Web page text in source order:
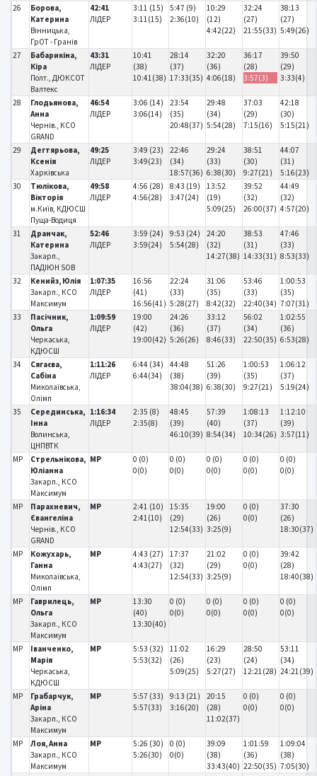
26
Борова,
Катерина
Вінницька,
ГрОТ - Гранів
42:41
ЛІДЕР
3:11 (15)
3:11(15)
5:47 (9)
2:36(10)
10:29
(12)
4:42(22)
32:24
(27)
21:55(33)
38:13
(27)
5:49(26)
27
Бабарикіна,
Кіра
Полт., ДЮКСОТ
Валтекс
43:31
ЛІДЕР
10:41
(38)
10:41(38)
28:14
(37)
17:33(35)
32:20
(36)
4:06(18)
36:17
(28)
3:57(3)
39:50
(29)
3:33(4)
28
Глодьянова,
Анна
Чернів., КСО
GRAND
46:54
ЛІДЕР
3:06 (14)
3:06(14)
23:54
(35)
20:48(37)
29:48
(34)
5:54(28)
37:03
(29)
7:15(16)
42:18
(30)
5:15(21)
29
Дегтярьова,
Ксенія
Харківська
49:25
ЛІДЕР
3:49 (23)
3:49(23)
22:46
(34)
18:57(36)
29:24
(33)
6:38(30)
38:51
(30)
9:27(21)
44:07
(31)
5:16(23)
30
Тюлікова,
Вікторія
м.Київ, КДЮСШ
Пуща-Водиця
49:58
ЛІДЕР
4:56 (28)
4:56(28)
8:43 (19)
3:47(24)
13:52
(19)
5:09(25)
39:52
(32)
26:00(37)
44:49
(32)
4:57(20)
31
Дранчак,
Катерина
Закарп.,
ПАДІЮН SOB
52:46
ЛІДЕР
3:59 (24)
3:59(24)
9:53 (24)
5:54(28)
24:20
(32)
14:27(38)
38:53
(31)
14:33(31)
47:46
(33)
8:53(33)
32
Кенийз, Юлія
Закарп., КСО
Максимум
1:07:35
ЛІДЕР
16:56
(41)
16:56(41)
22:24
(33)
5:28(27)
31:06
(35)
8:42(32)
53:46
(33)
22:40(34)
1:00:53
(35)
7:07(31)
33
Пасічник,
Ольга
Черкаська,
КДЮСШ
1:09:59
ЛІДЕР
19:00
(42)
19:00(42)
24:26
(36)
5:26(26)
33:12
(37)
8:46(33)
56:02
(34)
22:50(35)
1:02:55
(36)
6:53(28)
34
Сягаєва,
Сабіна
Миколаївська,
Олімп
1:11:26
ЛІДЕР
6:44 (34)
6:44(34)
44:48
(38)
38:04(38)
51:26
(39)
6:38(30)
1:00:53
(35)
9:27(21)
1:06:12
(37)
5:19(24)
35
Серединська,
Інна
Волинська,
ЦНПВТК
1:16:34
ЛІДЕР
2:35 (8)
2:35(8)
48:45
(39)
46:10(39)
57:39
(40)
8:54(34)
1:08:13
(37)
10:34(26)
1:12:10
(39)
3:57(11)
MP
Стрельнікова,
Юліанна
Закарп., КСО
Максимум
MP
0 (0)
0(0)
0 (0)
0(0)
0 (0)
0(0)
0 (0)
0(0)
0 (0)
0(0)
MP
Парахневич,
Євангеліна
Чернів., КСО
GRAND
MP
2:41 (10)
2:41(10)
15:35
(29)
12:54(33)
19:00
(26)
3:25(9)
0 (0)
0(0)
37:30
(26)
18:30(37)
MP
Кожухарь,
Ганна
Миколаївська,
Олімп
MP
4:43 (27)
4:43(27)
17:37
(32)
12:54(33)
21:02
(29)
3:25(9)
0 (0)
0(0)
39:42
(28)
18:40(38)
MP
Гаврилець,
Ольга
Закарп., КСО
Максимум
MP
13:30
(40)
13:30(40)
0 (0)
0(0)
0 (0)
0(0)
0 (0)
0(0)
0 (0)
0(0)
MP
Іванченко,
Марія
Черкаська,
КДЮСШ
MP
5:53 (32)
5:53(32)
11:02
(26)
5:09(25)
16:29
(23)
5:27(27)
28:50
(24)
12:21(28)
53:11
(34)
24:21(39)
MP
Грабарчук,
Аріна
Закарп., КСО
Максимум
MP
5:57 (33)
5:57(33)
9:13 (21)
3:16(20)
20:15
(28)
11:02(37)
0 (0)
0(0)
0 (0)
0(0)
MP
Лоя, Анна
Закарп., КСО
Максимум
MP
5:26 (30)
5:26(30)
0 (0)
0(0)
39:09
(38)
33:43(40)
1:01:59
(36)
22:50(35)
1:09:04
(38)
7:05(30)